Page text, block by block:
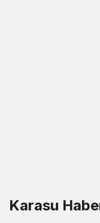
Karasu